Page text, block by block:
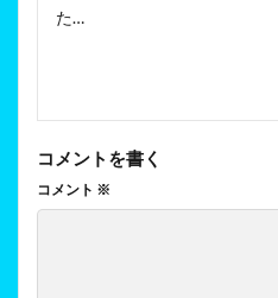
た…
コメントを書く
コメント ※